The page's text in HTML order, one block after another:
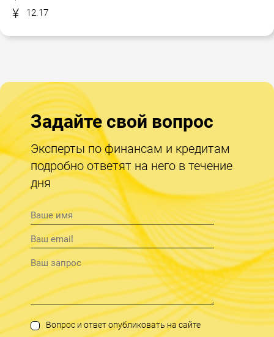
12.17
Задайте свой вопрос
Эксперты по финансам и кредитам
подробно ответят на него в течение
дня
Вопрос и ответ опубликовать на сайте